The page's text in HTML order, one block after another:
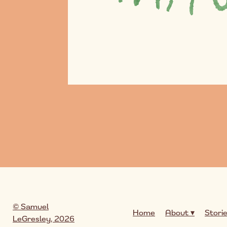
© Samuel
LeGresley, 2026
Home About ▾